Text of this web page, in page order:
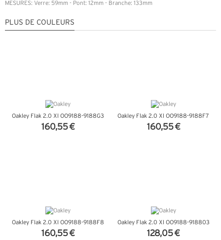
MESURES: Verre: 59mm - Pont: 12mm - Branche: 133mm
PLUS DE COULEURS
Oakley Flak 2.0 Xl OO9188-9188G3
160,55 €
Oakley Flak 2.0 Xl OO9188-9188F7
160,55 €
Oakley Flak 2.0 Xl OO9188-9188F8
160,55 €
Oakley Flak 2.0 Xl OO9188-918803
128,05 €